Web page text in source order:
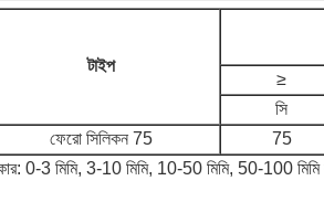
টাইপ
≥
সি
ফেরো সিলিকন 75
75
0-3 মিমি, 3-10 মিমি, 10-50 মিমি, 50-100 মিমি